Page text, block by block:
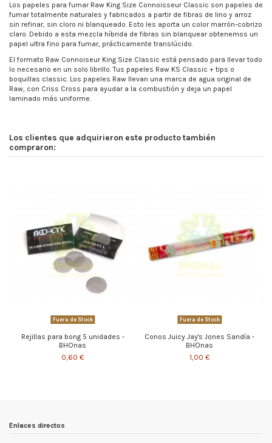
Los papeles para fumar Raw King Size Connoisseur Classic son papeles de
fumar totalmente naturales y fabricados a partir de fibras de lino y arroz
sin refinar, sin cloro ni blanqueado. Esto les aporta un color marrón-cobrizo
claro. Debido a esta mezcla híbrida de fibras sin blanquear obtenemos un
papel ultra fino para fumar, prácticamente translúcido.
El formato Raw Connoiseur King Size Classic está pensado para llevar todo
lo necesario en un solo librillo. Tus papeles Raw KS Classic + tips o
boquillas classic. Los papeles Raw llevan una marca de agua original de
Raw, con Criss Cross para ayudar a la combustión y deja un papel
laminado más uniforme.
Los clientes que adquirieron este producto también
compraron:
Fuera de Stock
Rejillas para bong 5 unidades -
BHOnas
0,60 €
Fuera de Stock
Conos Juicy Jay's Jones Sandía -
BHOnas
1,00 €
Enlaces directos